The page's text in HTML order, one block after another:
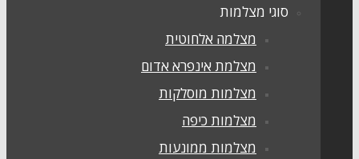
סוגי מצלמות
מצלמה אלחוטית
מצלמת אינפרא אדום
מצלמות מוסלקות
מצלמות כיפה
מצלמות ממונעות